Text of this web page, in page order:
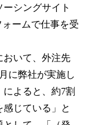
シングサイト
ームで仕事を受
いて、外注先
に弊社が実施し
によると、約7割
じている」と